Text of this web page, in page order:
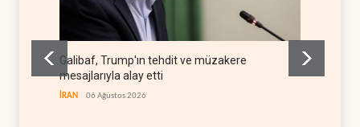
Galibaf, Trump'ın tehdit ve müzakere
mesajlarıyla alay etti
İRAN 06 Ağustos 2026